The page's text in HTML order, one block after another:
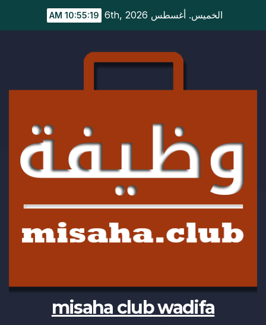
الخميس. أغسطس 6th, 2026 10:55:20 AM
misaha club wadifa